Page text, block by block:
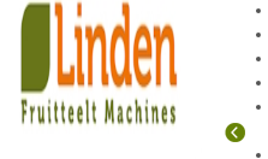
en